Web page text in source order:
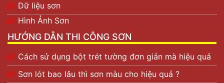
Dữ liệu sơn
Hình Ảnh Sơn
HƯỚNG DẪN THI CÔNG SƠN
Cách sử dụng bột trét tường đơn giản mà hiệu quả
Sơn lót bao lâu thì sơn màu cho hiệu quả ?